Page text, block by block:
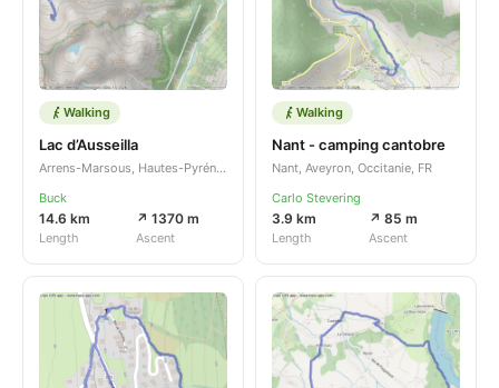
Walking
Lac d’Ausseilla
Arrens-Marsous, Hautes-Pyrénées, Occitanie, FR
Buck
14.6 km
Length
↗ 1370 m
Ascent
Walking
Nant - camping cantobre
Nant, Aveyron, Occitanie, FR
Carlo Stevering
3.9 km
Length
↗ 85 m
Ascent